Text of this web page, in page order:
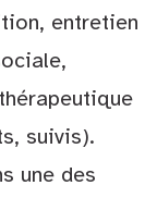
entretien
suivis).
une des